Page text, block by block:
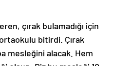
çırak bulamadığı için
bitirdi. Çırak
mesleğini alacak. Hem